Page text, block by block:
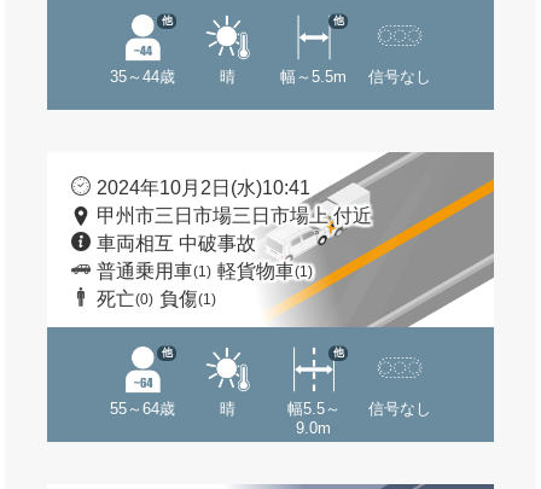
35～44歳
他
晴 幅～5.5m
他
信号なし
2024年10月2日(水)10:41
甲州市三日市場三日市場上 付近
車両相互 中破事故
普通乗用車(1) 軽貨物車(1)
死亡(0) 負傷(1)
55～64歳
他
晴
幅5.5～
9.0m
他
信号なし